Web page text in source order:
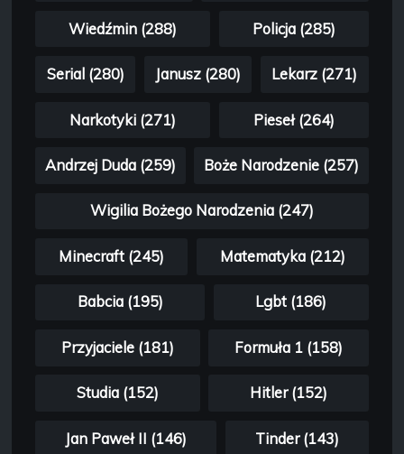
Wiedźmin (288) Policja (285)
Serial (280) Janusz (280) Lekarz (271)
Narkotyki (271) Pieseł (264)
Andrzej Duda (259) Boże Narodzenie (257)
Wigilia Bożego Narodzenia (247)
Minecraft (245) Matematyka (212)
Babcia (195) Lgbt (186)
Przyjaciele (181) Formuła 1 (158)
Studia (152) Hitler (152)
Jan Paweł II (146) Tinder (143)